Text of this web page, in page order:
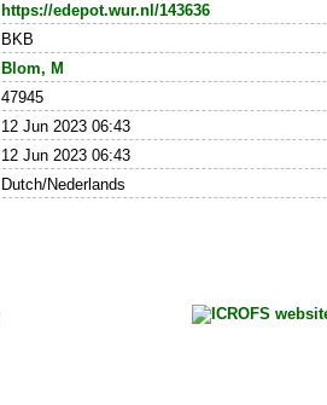
https://edepot.wur.nl/143636
BKB
Blom, M
47945
12 Jun 2023 06:43
12 Jun 2023 06:43
Dutch/Nederlands